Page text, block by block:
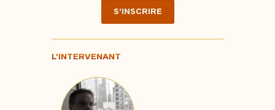
S’INSCRIRE
L’INTERVENANT